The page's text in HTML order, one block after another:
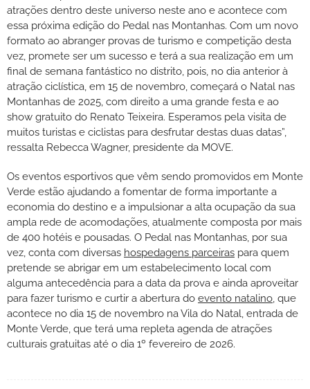
atrações dentro deste universo neste ano e acontece com
essa próxima edição do Pedal nas Montanhas. Com um novo
formato ao abranger provas de turismo e competição desta
vez, promete ser um sucesso e terá a sua realização em um
final de semana fantástico no distrito, pois, no dia anterior à
atração ciclística, em 15 de novembro, começará o Natal nas
Montanhas de 2025, com direito a uma grande festa e ao
show gratuito do Renato Teixeira. Esperamos pela visita de
muitos turistas e ciclistas para desfrutar destas duas datas”,
ressalta Rebecca Wagner, presidente da MOVE.
Os eventos esportivos que vêm sendo promovidos em Monte
Verde estão ajudando a fomentar de forma importante a
economia do destino e a impulsionar a alta ocupação da sua
ampla rede de acomodações, atualmente composta por mais
de 400 hotéis e pousadas. O Pedal nas Montanhas, por sua
vez, conta com diversas hospedagens parceiras para quem
pretende se abrigar em um estabelecimento local com
alguma antecedência para a data da prova e ainda aproveitar
para fazer turismo e curtir a abertura do evento natalino, que
acontece no dia 15 de novembro na Vila do Natal, entrada de
Monte Verde, que terá uma repleta agenda de atrações
culturais gratuitas até o dia 1º fevereiro de 2026.